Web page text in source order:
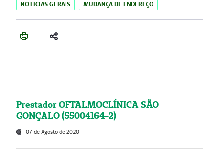
NOTICIAS GERAIS MUDANÇA DE ENDEREÇO
Prestador OFTALMOCLÍNICA SÃO
GONÇALO (55004164-2)
07 de Agosto de 2020